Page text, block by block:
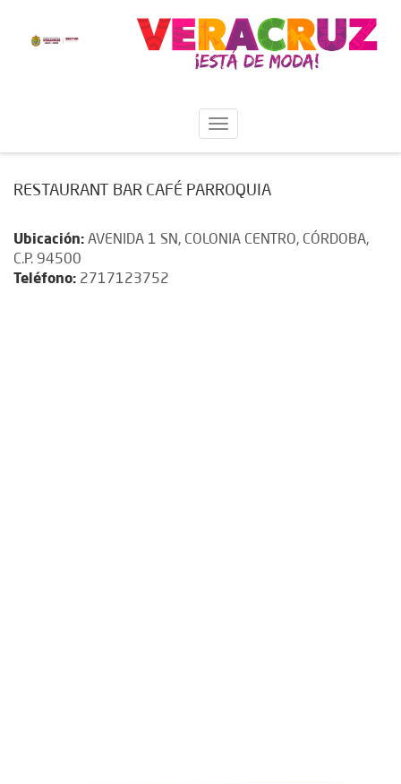
RESTAURANT BAR CAFÉ PARROQUIA
Ubicación: AVENIDA 1 SN, COLONIA CENTRO, CÓRDOBA,
C.P. 94500
Teléfono: 2717123752